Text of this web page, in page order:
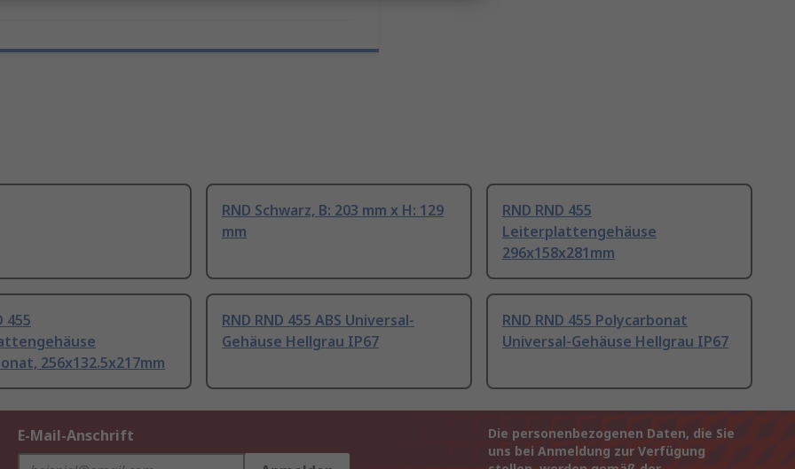
RND Schwarz, B: 203 mm x H: 129
mm
RND RND 455
Leiterplattengehäuse
296x158x281mm
455
256x132.5x217mm
RND RND 455 ABS Universal-
Gehäuse Hellgrau IP67
RND RND 455 Polycarbonat
Universal-Gehäuse Hellgrau IP67
E-Mail-Anschrift
Die personenbezogenen Daten, die Sie
uns bei Anmeldung zur Verfügung